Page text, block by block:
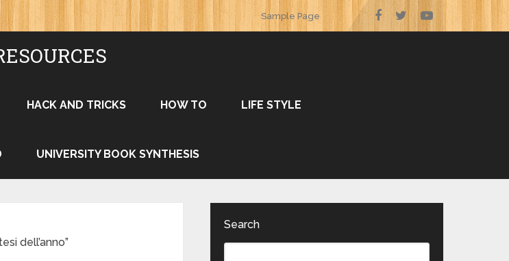
Sample Page
HACK AND TRICKS HOW TO LIFE STYLE
UNIVERSITY BOOK SYNTHESIS
dell’anno”
Search